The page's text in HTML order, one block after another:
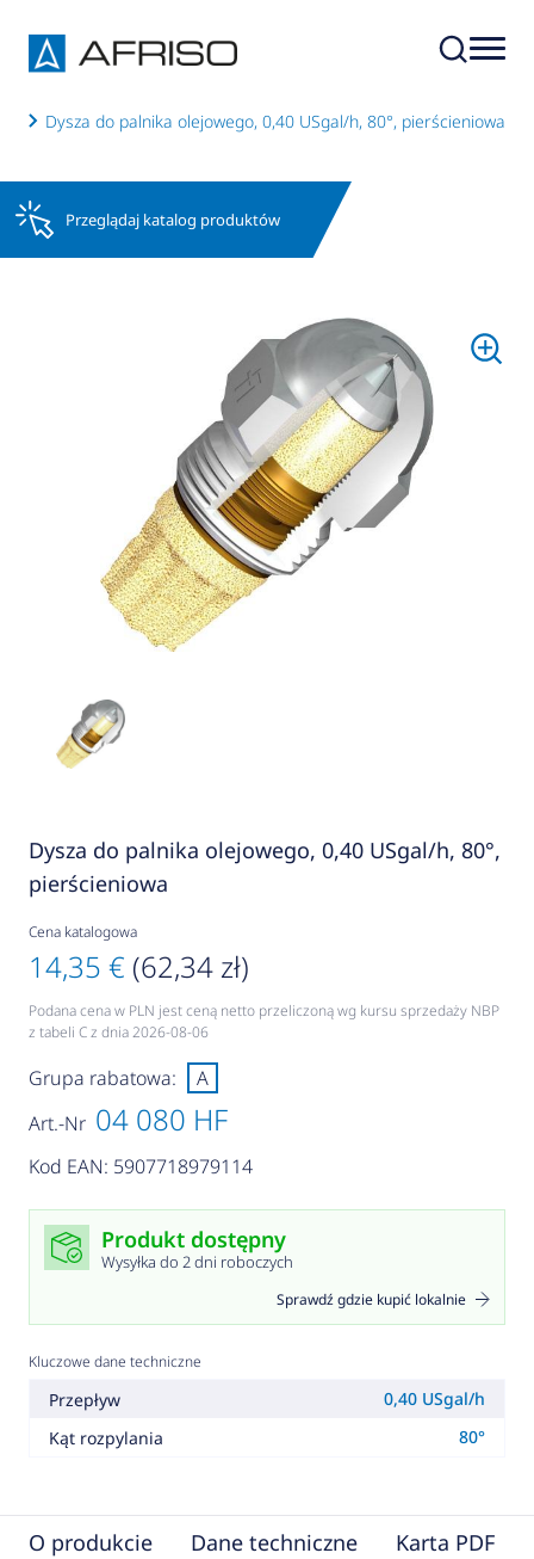
Dysza do palnika olejowego, 0,40 USgal/h, 80°, pierścieniowa
Przeglądaj katalog produktów
Dysza do palnika olejowego, 0,40 USgal/h, 80°,
pierścieniowa
Cena katalogowa
14,35 € (62,34 zł)
Podana cena w PLN jest ceną netto przeliczoną wg kursu sprzedaży NBP
z tabeli C z dnia 2026-08-06
Art.-Nr 04 080 HF
Kod EAN: 5907718979114
Grupa rabatowa: A
Produkt dostępny
Wysyłka do 2 dni roboczych
Sprawdź gdzie kupić lokalnie
Kluczowe dane techniczne
Przepływ
0,40 USgal/h
Kąt rozpylania
80°
O produkcie Dane techniczne Karta PDF